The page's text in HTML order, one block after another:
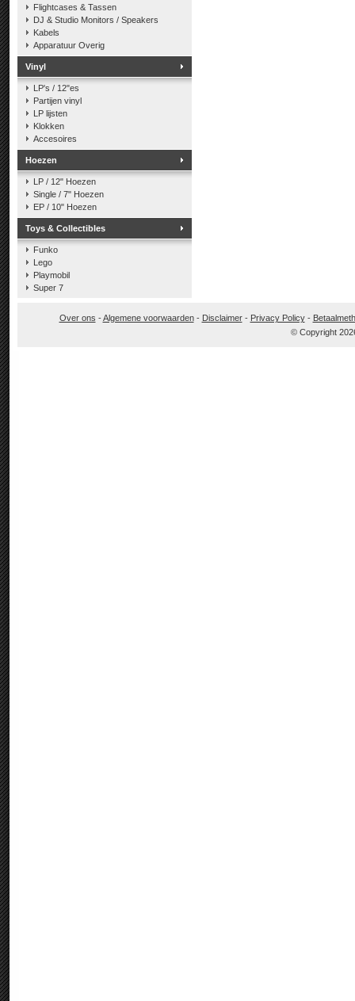
Flightcases & Tassen
DJ & Studio Monitors / Speakers
Kabels
Apparatuur Overig
Vinyl
LP's / 12"es
Partijen vinyl
LP lijsten
Klokken
Accesoires
Hoezen
LP / 12" Hoezen
Single / 7" Hoezen
EP / 10" Hoezen
Toys & Collectibles
Funko
Lego
Playmobil
Super 7
Over ons -Algemene voorwaarden- Disclaimer- Privacy Policy-
© Copyright